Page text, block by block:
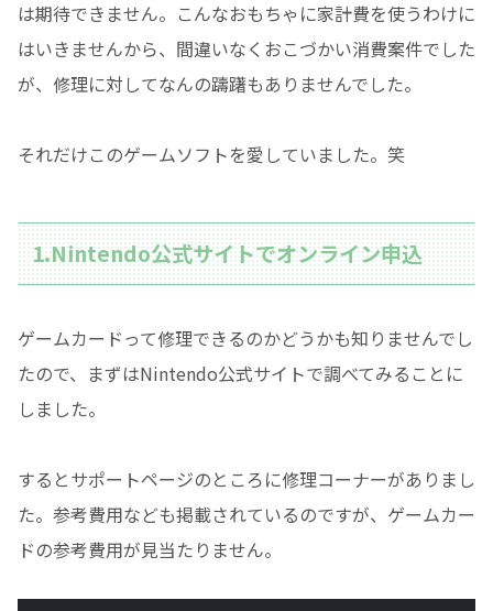
は期待できません。こんなおもちゃに家計費を使うわけに
はいきませんから、間違いなくおこづかい消費案件でした
が、修理に対してなんの躊躇もありませんでした。
それだけこのゲームソフトを愛していました。笑
1.Nintendo公式サイトでオンライン申込
ゲームカードって修理できるのかどうかも知りませんでし
たので、まずはNintendo公式サイトで調べてみることに
しました。
するとサポートページのところに修理コーナーがありまし
た。参考費用なども掲載されているのですが、ゲームカー
ドの参考費用が見当たりません。